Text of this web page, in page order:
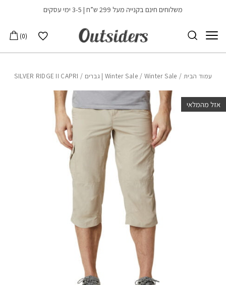
Skip to Contentמשלוחים חינם בקנייה מעל 299 ש”ח | 3-5 ימי עסקים
הרשימה שלי
0
עמוד הבית /
Winter Sale / Winter Sale | גברים / SILVER RIDGE II CAPRI
אזל מהמלאי